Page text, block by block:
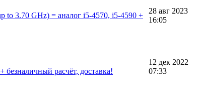
to 3.70 GHz) = аналог i5-4570, i5-4590 +
28 авг 2023
16:05
расчёт, доставка!
12 дек 2022
07:33